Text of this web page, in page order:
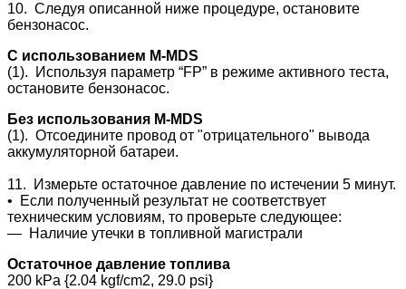
10. Следуя описанной ниже процедуре, остановите
бензонасос.
С использованием M-MDS
(1). Используя параметр “FP” в режиме активного теста,
остановите бензонасос.
Без использования M-MDS
(1). Отсоедините провод от "отрицательного" вывода
аккумуляторной батареи.
11. Измерьте остаточное давление по истечении 5 минут.
• Если полученный результат не соответствует
техническим условиям, то проверьте следующее:
― Наличие утечки в топливной магистрали
Остаточное давление топлива
200 kPa {2.04 kgf/cm2, 29.0 psi}